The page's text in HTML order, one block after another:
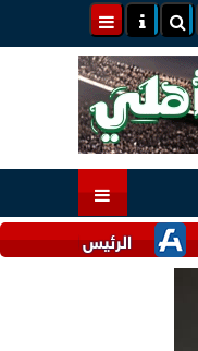
السيسي وملك البحرين